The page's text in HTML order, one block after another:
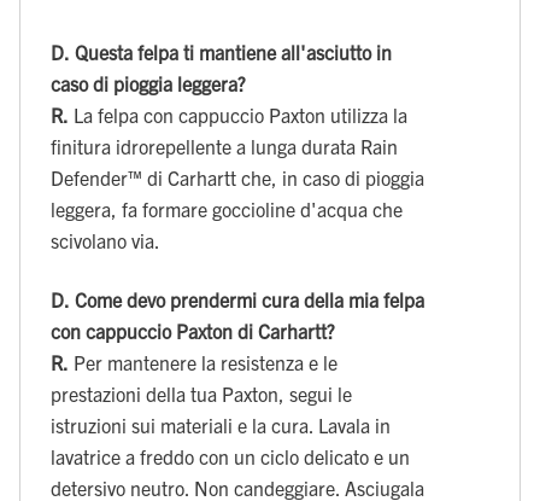
D. Questa felpa ti mantiene all'asciutto in
caso di pioggia leggera?
R. La felpa con cappuccio Paxton utilizza la
finitura idrorepellente a lunga durata Rain
Defender™ di Carhartt che, in caso di pioggia
leggera, fa formare goccioline d'acqua che
scivolano via.
D. Come devo prendermi cura della mia felpa
con cappuccio Paxton di Carhartt?
R. Per mantenere la resistenza e le
prestazioni della tua Paxton, segui le
istruzioni sui materiali e la cura. Lavala in
lavatrice a freddo con un ciclo delicato e un
detersivo neutro. Non candeggiare. Asciugala